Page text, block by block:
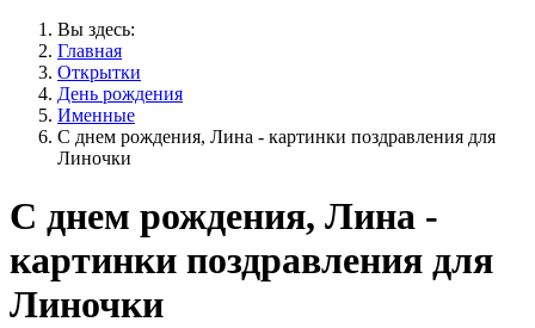
Вы здесь:
Главная
Открытки
День рождения
Именные
С днем рождения, Лина - картинки поздравления для
Линочки
С днем рождения, Лина -
картинки поздравления для
Линочки